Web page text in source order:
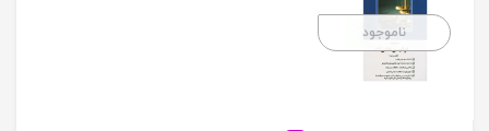
ناموجود